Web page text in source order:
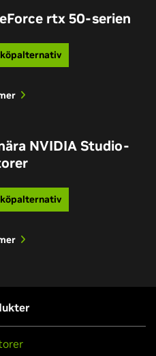
rtx 50-serien
NVIDIA Studio-